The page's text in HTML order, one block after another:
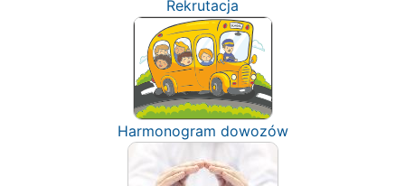
Rekrutacja
Harmonogram dowozów